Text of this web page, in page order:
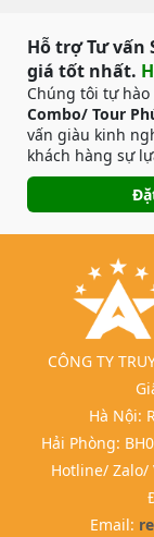
Hỗ trợ Tư vấn
giá tốt nhất.
Chúng tôi tự
Combo/ Tour
vấn giàu kinh
khách hàng sự
CÔNG TY
Hà Nội:
Hải Phòng:
Hotline/ Zalo/
Email: